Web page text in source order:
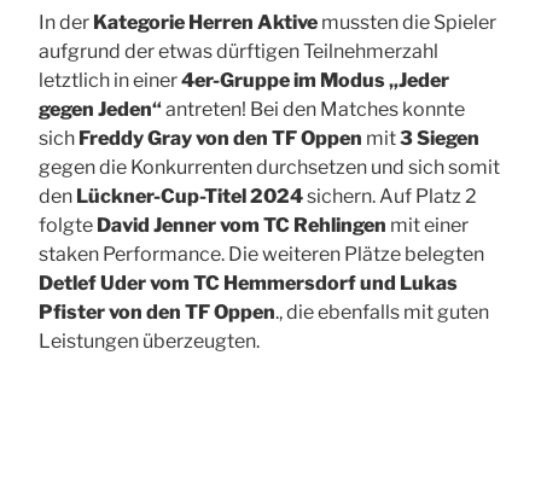
In der Kategorie Herren Aktive mussten die Spieler
aufgrund der etwas dürftigen Teilnehmerzahl
letztlich in einer4er-Gruppe im Modus „Jeder
gegen Jeden“antreten! Bei den Matches konnte
sich Freddy Gray von den TF Oppen mit3 Siegen
gegen die Konkurrenten durchsetzen und sich somit
den Lückner-Cup-Titel 2024sichern. Auf Platz 2
folgte David Jenner vom TC Rehlingen mit einer
staken Performance. Die weiteren Plätze belegten
Detlef Uder vom TC Hemmersdorf und Lukas
Pfister von den TF Oppen., die ebenfalls mit guten
Leistungen überzeugten.